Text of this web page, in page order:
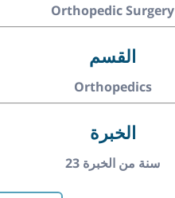
Orthopedic Surgery
القسم
Orthopedics
الخبرة
23 سنة من الخبرة